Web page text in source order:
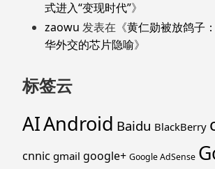
式进入“变现时代”》
zaowu 发表在《黄仁勋被放鸽子
华外交的芯片隐喻》
标签云
AIAndroid Baidu BlackBerry
cnnic gmail google+ Google AdSense